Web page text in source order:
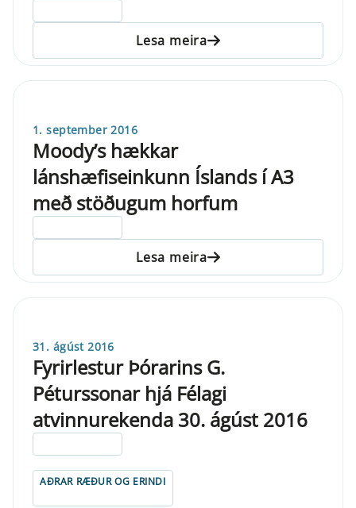
Lesa meira
1. september 2016
Moody’s hækkar
lánshæfiseinkunn Íslands í A3
með stöðugum horfum
Lesa meira
31. ágúst 2016
Fyrirlestur Þórarins G.
Péturssonar hjá Félagi
atvinnurekenda 30. ágúst 2016
AÐRAR RÆÐUR OG ERINDI